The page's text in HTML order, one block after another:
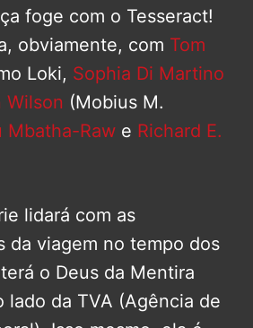
foge com o Tesseract!
obviamente, com Tom
Loki, Sophia Di Martino
Wilson (Mobius M.
Mbatha-Raw e Richard E.
lidará com as
da viagem no tempo dos
o Deus da Mentira
lado da TVA (Agência de